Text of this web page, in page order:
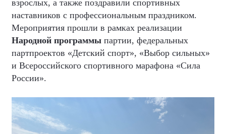
взрослых, а также поздравили спортивных
наставников с профессиональным праздником.
Мероприятия прошли в рамках реализации
Народной программы партии, федеральных
партпроектов «Детский спорт», «Выбор сильных»
и Всероссийского спортивного марафона «Сила
России».